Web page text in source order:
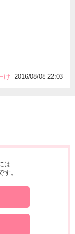
け 2016/08/08 22:03
は
。